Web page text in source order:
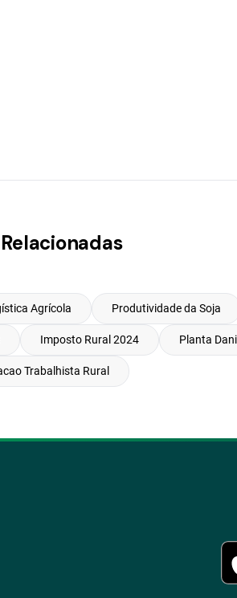
Agrícola Produtividade da Soja
Imposto Rural 2024 Planta
Trabalhista Rural